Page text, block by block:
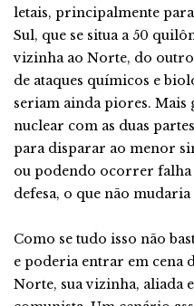
letais, principalmente
Sul, que se situa a 50
vizinha ao Norte, do
de ataques químicos e
seriam ainda piores. Mais
nuclear com as duas
para disparar ao menor
ou podendo ocorrer falha
defesa, o que não
Como se tudo isso não
e poderia entrar em cena
Norte, sua vizinha, aliada